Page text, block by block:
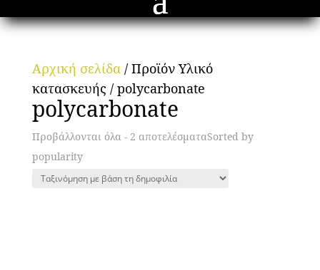
Αρχική σελίδα/ Προϊόν Υλικό
κατασκευής / polycarbonate
polycarbonate
Προβάλλονται όλα - 2 αποτελέσματαSorted by
popularity